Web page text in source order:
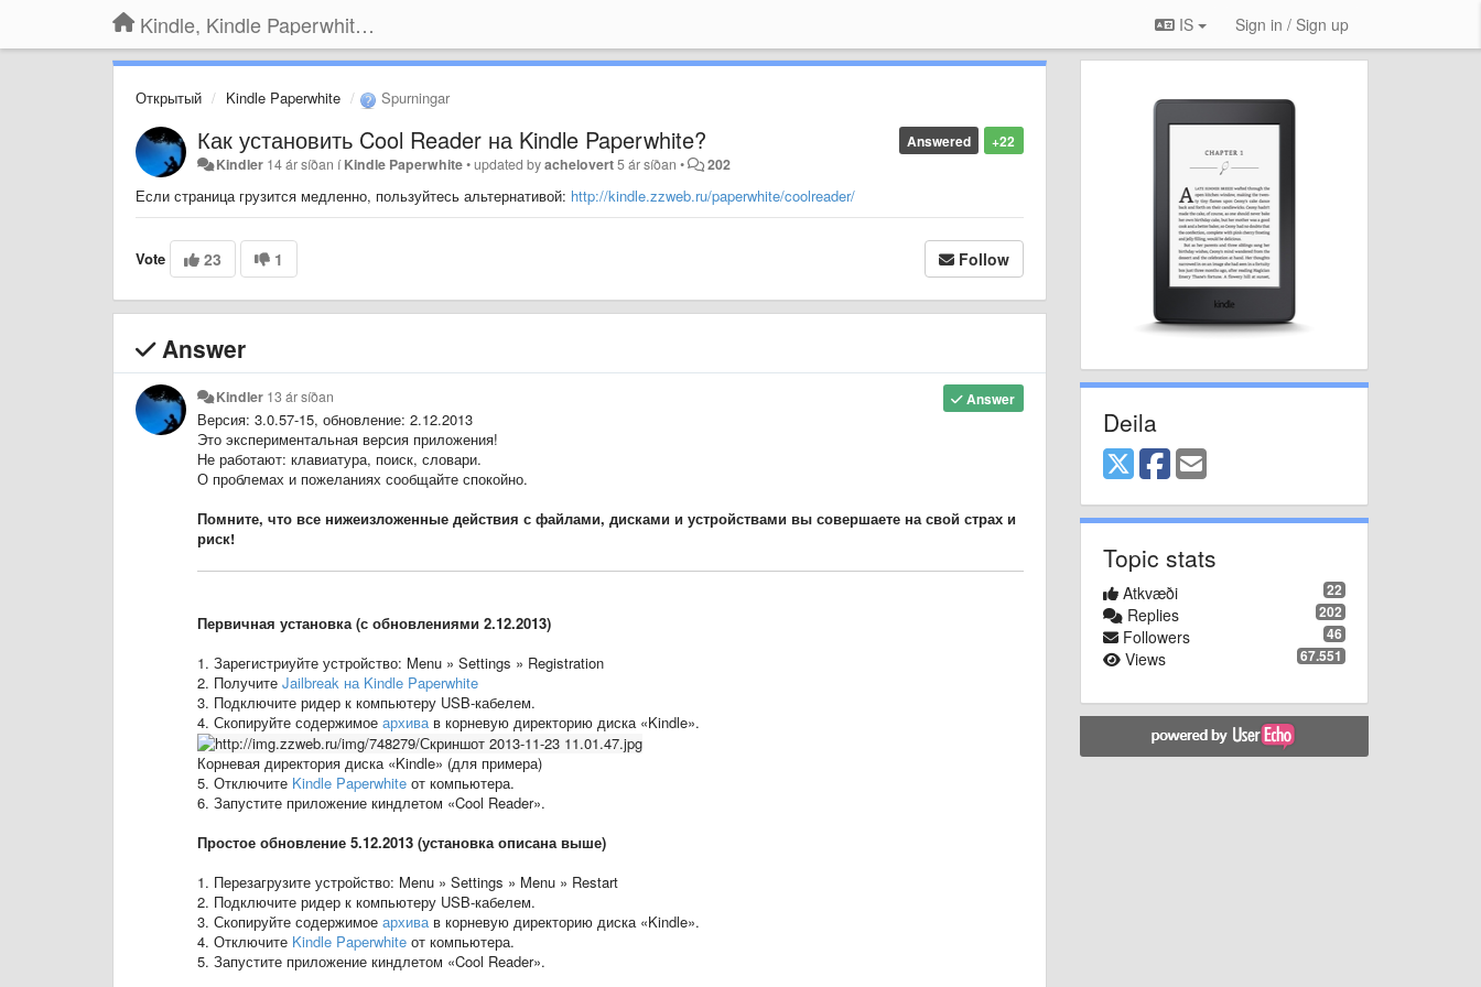
Kindle, Kindle Paperwhite, Kindle Voyage IS Sign in / Sign up
Открытый Kindle Paperwhite Spurningar
+22
Answered
Как установить Cool Reader на Kindle Paperwhite?
Kindler 14 ár síðan íKindle Paperwhite•updated byachelovert5 ár síðan • 202
Если страница грузится медленно, пользуйтесь альтернативой: http://kindle.zzweb.ru/paperwhite/coolreader/
Vote 23 1 Follow
Answer
Answer
Kindler 13 ár síðan
Версия: 3.0.57-15, обновление: 2.12.2013
Это экспериментальная версия приложения!
Не работают: клавиатура, поиск, словари.
О проблемах и пожеланиях сообщайте спокойно.
Помните, что все нижеизложенные действия с файлами, дисками и устройствами вы совершаете на свой страх и
риск!
Первичная установка (с обновлениями 2.12.2013)
1. Зарегистриуйте устройство: Menu » Settings » Registration
2. Получите Jailbreak на Kindle Paperwhite
3. Подключите ридер к компьютеру USB-кабелем.
4. Скопируйте содержимое архива в корневую директорию диска «Kindle».
Корневая директория диска «Kindle» (для примера)
5. Отключите Kindle Paperwhite от компьютера.
6. Запустите приложение киндлетом «Cool Reader».
Простое обновление 5.12.2013 (установка описана выше)
1. Перезагрузите устройство: Menu » Settings » Menu » Restart
2. Подключите ридер к компьютеру USB-кабелем.
3. Скопируйте содержимое архивав корневую директорию диска «Kindle».
4. Отключите Kindle Paperwhite от компьютера.
5. Запустите приложение киндлетом «Cool Reader».
Deila
Topic stats
22
Atkvæði
202
Replies
46
Followers
67.551
Views